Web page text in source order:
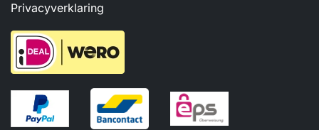
Privacyverklaring